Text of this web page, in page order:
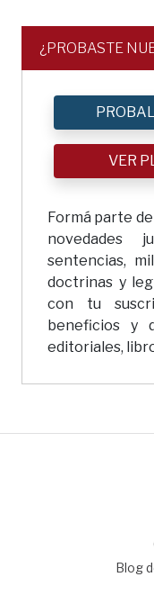
¿PROBASTE
VER
Formá parte
novedades
sentencias,
doctrinas y
con tu
beneficios y
editoriales,
Blog